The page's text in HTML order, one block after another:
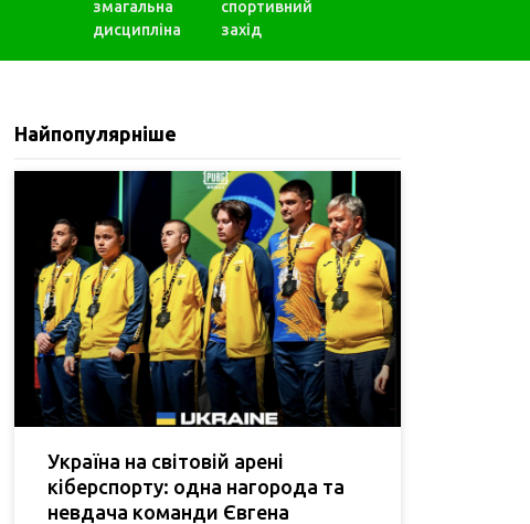
змагальна
дисципліна
спортивний
захід
Найпопулярніше
Україна на світовій арені
кіберспорту: одна нагорода та
невдача команди Євгена